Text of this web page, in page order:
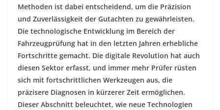
Methoden ist dabei entscheidend, um die Präzision
und Zuverlässigkeit der Gutachten zu gewährleisten.
Die technologische Entwicklung im Bereich der
Fahrzeugprüfung hat in den letzten Jahren erhebliche
Fortschritte gemacht. Die digitale Revolution hat auch
diesen Sektor erfasst, und immer mehr Prüfer rüsten
sich mit fortschrittlichen Werkzeugen aus, die
präzisere Diagnosen in kürzerer Zeit ermöglichen.
Dieser Abschnitt beleuchtet, wie neue Technologien